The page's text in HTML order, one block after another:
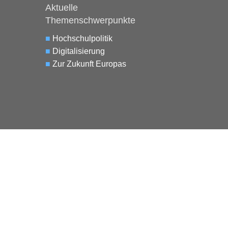
Aktuelle
Themenschwerpunkte
■ Hochschulpolitik
■ Digitalisierung
■ Zur Zukunft Europas